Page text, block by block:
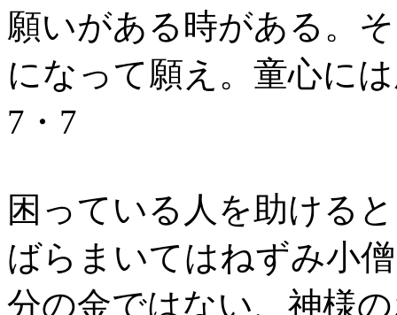
願いがある時がある。
になって願え。童心に
7・7
困っている人を助ける
ばらまいてはねずみ小
分の金ではない、神様